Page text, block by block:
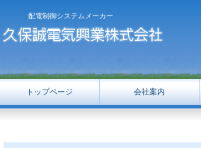
配電制御システムメーカー
トップページ 会社案内